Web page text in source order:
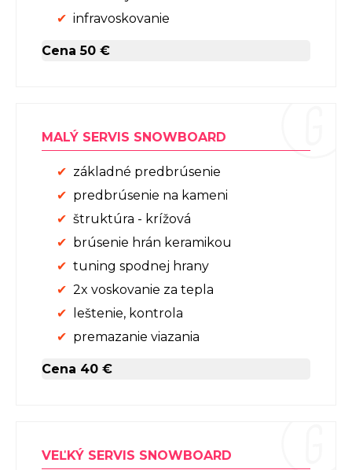
infravoskovanie
Cena 50 €
MALÝ SERVIS SNOWBOARD
základné predbrúsenie
predbrúsenie na kameni
štruktúra - krížová
brúsenie hrán keramikou
tuning spodnej hrany
2x voskovanie za tepla
leštenie, kontrola
premazanie viazania
Cena 40 €
VEĽKÝ SERVIS SNOWBOARD